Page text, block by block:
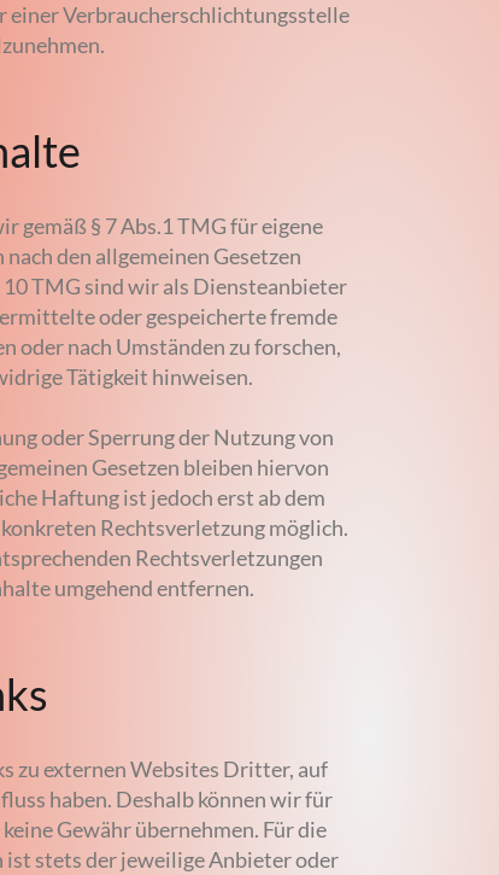
Verbraucherschlichtungsstelle
gemäß § 7 Abs.1 TMG für eigene
den allgemeinen Gesetzen
TMG sind wir als Diensteanbieter
oder gespeicherte fremde
oder nach Umständen zu forschen,
Tätigkeit hinweisen.
oder Sperrung der Nutzung von
Gesetzen bleiben hiervon
Haftung ist jedoch erst ab dem
Rechtsverletzung möglich.
Rechtsverletzungen
umgehend entfernen.
zu externen Websites Dritter, auf
haben. Deshalb können wir für
Gewähr übernehmen. Für die
stets der jeweilige Anbieter oder